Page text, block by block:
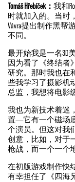
Tomáš Hřebíček： 我和
时就加入的。当时
Vávra提出制作黑
不同。
最开始我是一名3D
因为看了《终结者
研究。那时我也在
些我学习了摄影机
总监，我想将电影
我也为新技术着迷
置——它有一个磁场
个演员。但这对我
创意，比如，对于
枪战，而一个一个
在初版游戏制作快
有幸担任了《四海